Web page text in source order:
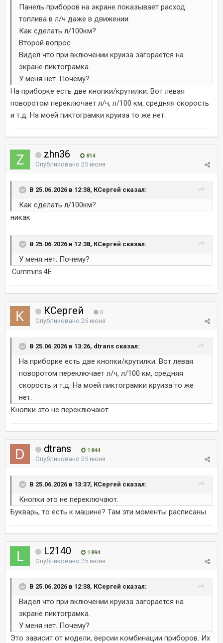
Панель приборов на экране показывает расход
топлива в л/ч даже в движении.
Как сделать л/100км?
Второй вопрос
Видел что при включении круиза загорается на
экране пиктограмка.
У меня нет. Почему?
На приборке есть две кнопки/крутилки. Вот левая
поворотом переключает л/ч, л/100 км, средняя скорость
и т.д. На моей пиктограмки круиза то же нет.
zhn36 814
Опубликовано 25 июня
В 25.06.2026 в 12:38, КСергей сказал:
Как сделать л/100км?
никак
В 25.06.2026 в 12:38, КСергей сказал:
У меня нет. Почему?
Cummins 4E
КСергей 0
Опубликовано 25 июня
В 25.06.2026 в 13:26, dtrans сказал:
На приборке есть две кнопки/крутилки. Вот левая
поворотом переключает л/ч, л/100 км, средняя
скорость и т.д. На моей пиктограмки круиза то же
нет.
Кнопки это не переключают.
dtrans 1 844
Опубликовано 25 июня
В 25.06.2026 в 13:37, КСергей сказал:
Кнопки это не переключают.
Букварь, то есть к машине? Там эти моменты расписаны.
L2140 1 894
Опубликовано 25 июня
В 25.06.2026 в 12:38, КСергей сказал:
Видел что при включении круиза загорается на
экране пиктограмка.
У меня нет. Почему?
Это зависит от модели, версии комбинации приборов. Их